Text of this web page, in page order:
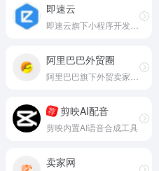
即速云
阿里巴巴外贸圈
荐 剪映AI配音
剪映内置AI语音合成工具
卖家网